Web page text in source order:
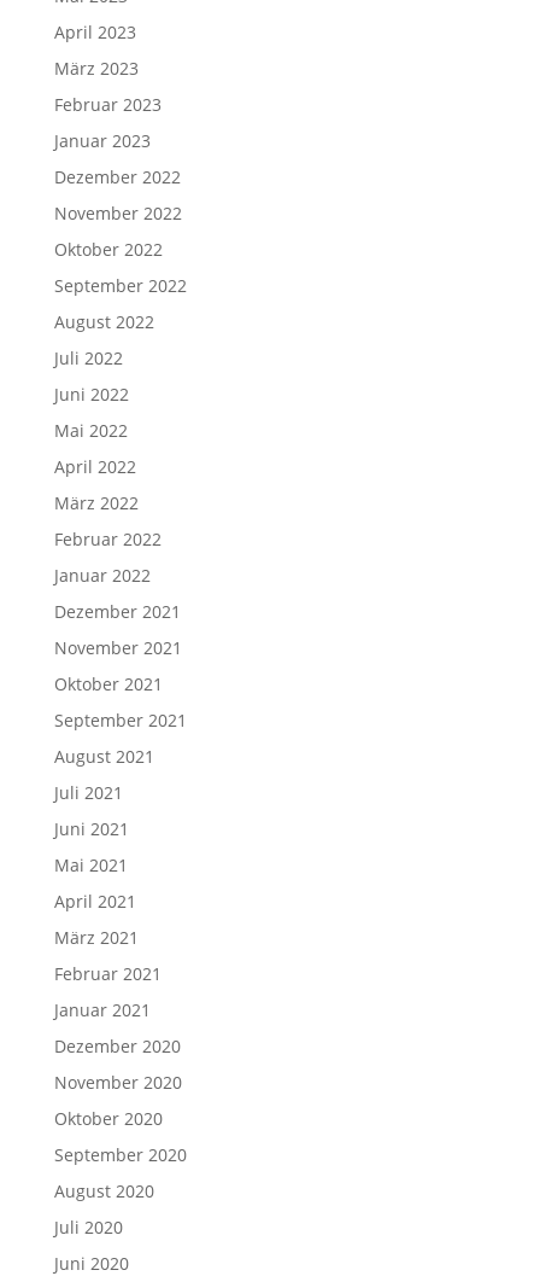
April 2023
März 2023
Februar 2023
Januar 2023
Dezember 2022
November 2022
Oktober 2022
September 2022
August 2022
Juli 2022
Juni 2022
Mai 2022
April 2022
März 2022
Februar 2022
Januar 2022
Dezember 2021
November 2021
Oktober 2021
September 2021
August 2021
Juli 2021
Juni 2021
Mai 2021
April 2021
März 2021
Februar 2021
Januar 2021
Dezember 2020
November 2020
Oktober 2020
September 2020
August 2020
Juli 2020
Juni 2020